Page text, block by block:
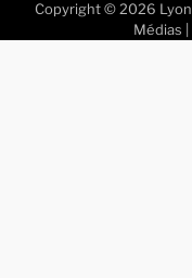
Copyright © 2026
Médias